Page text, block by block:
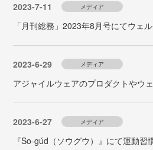
2023-7-11 メディア
「月刊総務」2023年8月号にてウェ
2023-6-29 メディア
アジャイルウェアのプロダクトやウ
2023-6-27
メディア
『So-gúd（ソウグウ）』にて運動習